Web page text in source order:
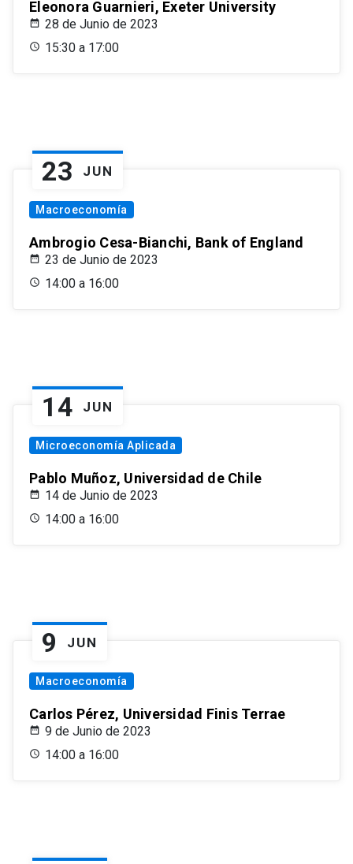
Eleonora Guarnieri, Exeter University
28 de Junio de 2023
15:30 a 17:00
23 JUN
Macroeconomía
Ambrogio Cesa-Bianchi, Bank of England
23 de Junio de 2023
14:00 a 16:00
14 JUN
Microeconomía Aplicada
Pablo Muñoz, Universidad de Chile
14 de Junio de 2023
14:00 a 16:00
9 JUN
Macroeconomía
Carlos Pérez, Universidad Finis Terrae
9 de Junio de 2023
14:00 a 16:00